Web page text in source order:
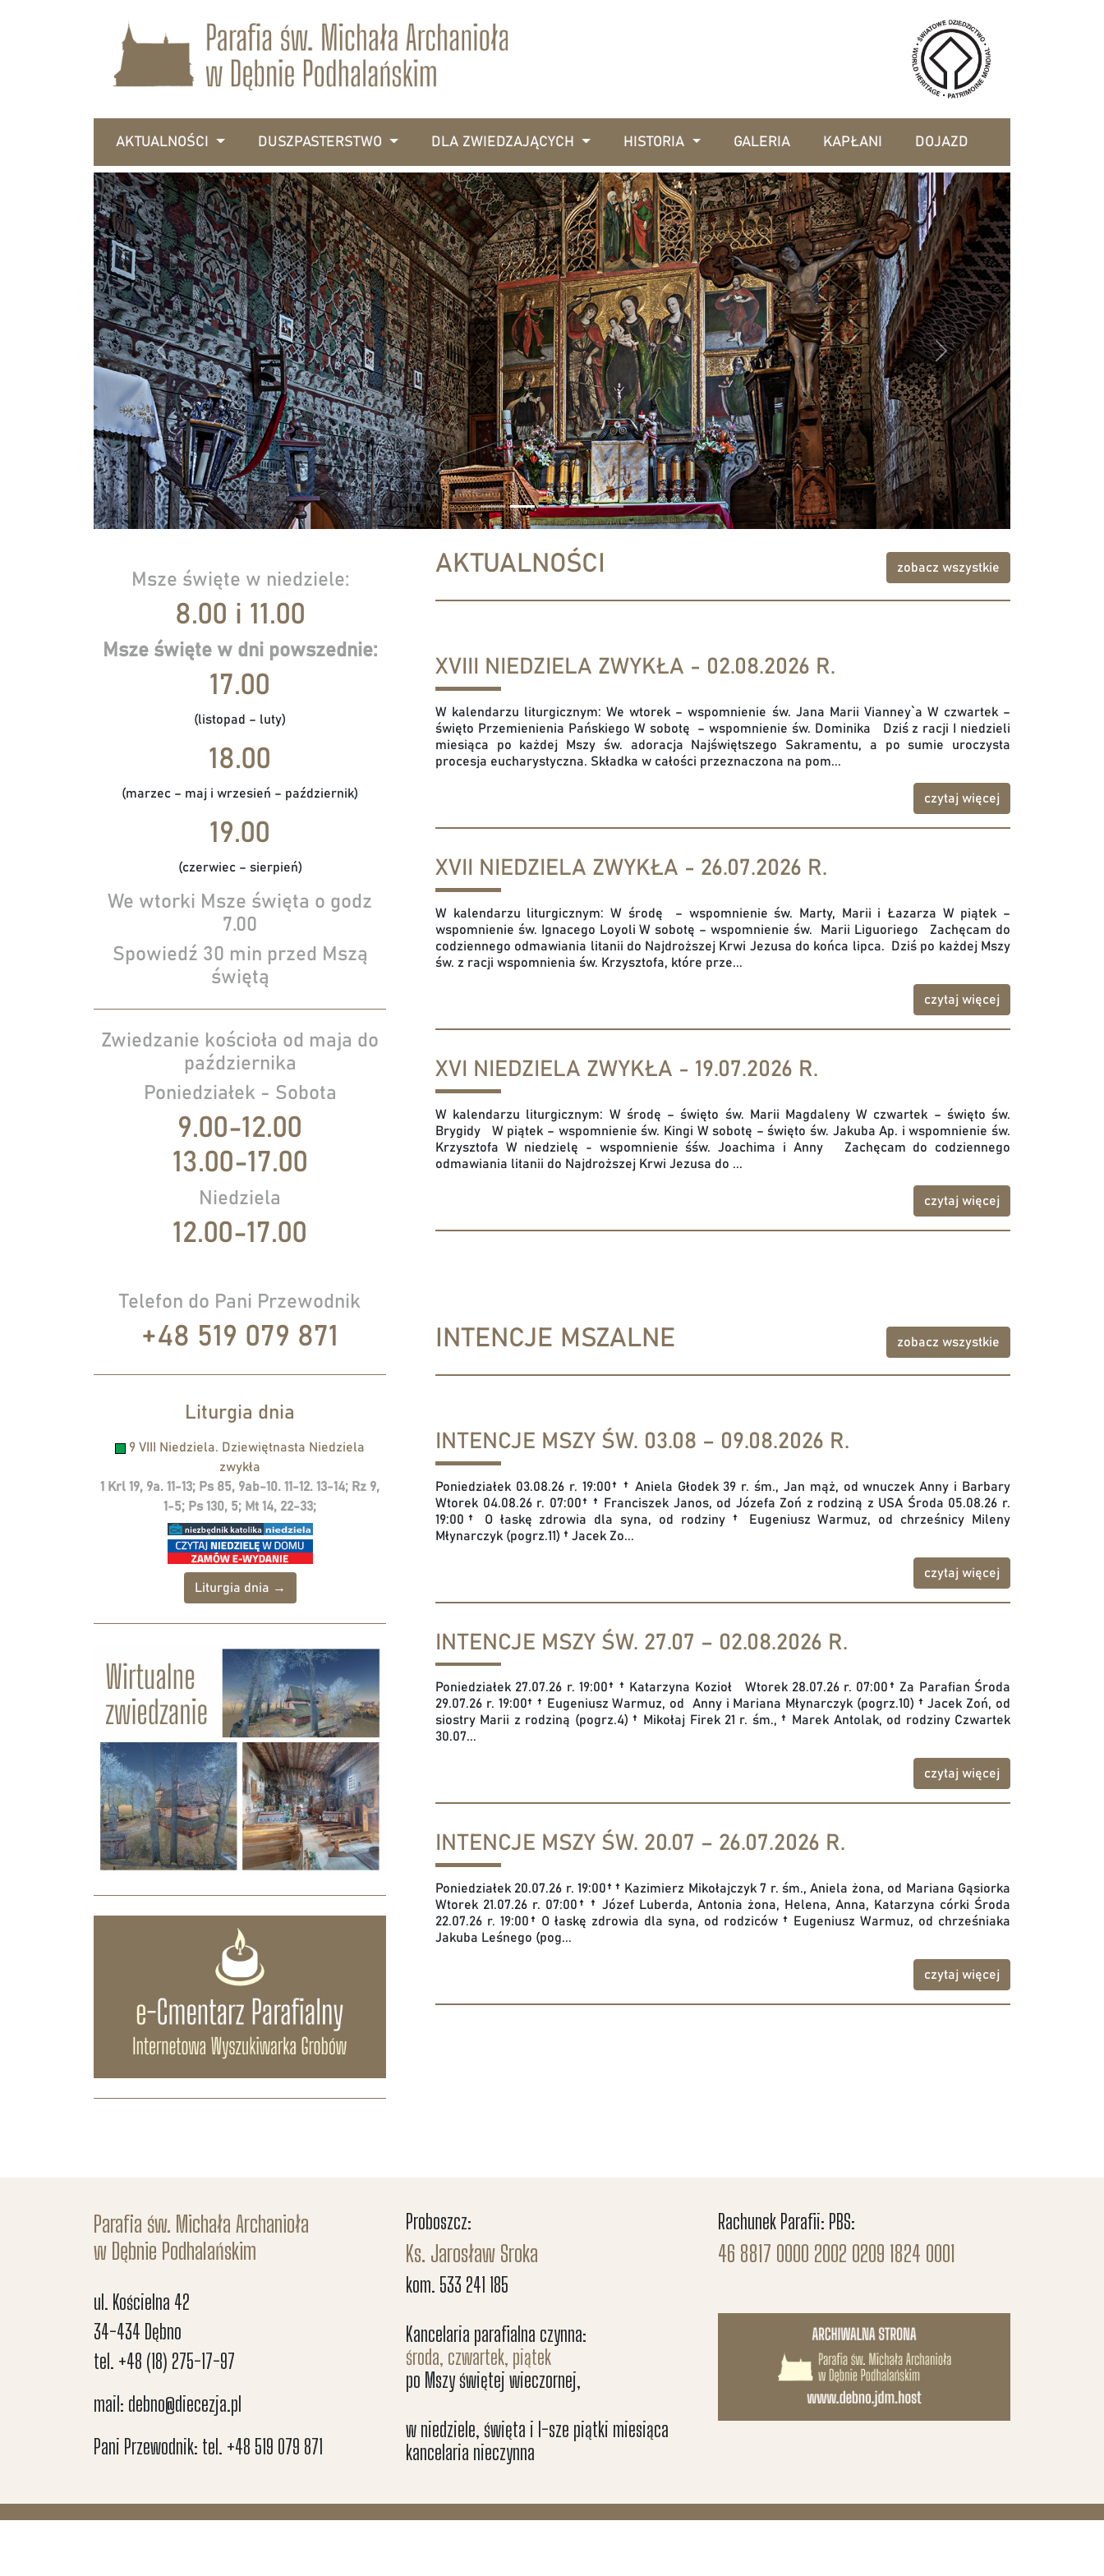
AKTUALNOŚCI DUSZPASTERSTWO DLA ZWIEDZAJĄCYCH HISTORIA GALERIA KAPŁANI DOJAZD
Previous Next
Msze święte w niedziele:
8.00 i 11.00
Msze święte w dni powszednie:
17.00
(listopad – luty)
18.00
(marzec – maj i wrzesień – październik)
19.00
(czerwiec – sierpień)
We wtorki Msze święta o godz
7.00
Spowiedź 30 min przed Mszą
świętą
Zwiedzanie kościoła od maja do
października
Poniedziałek - Sobota
9.00-12.00
13.00-17.00
Niedziela
12.00-17.00
Telefon do Pani Przewodnik
+48 519 079 871
Liturgia dnia
9 VIII Niedziela. Dziewiętnasta Niedziela
zwykła
1 Krl 19, 9a. 11-13; Ps 85, 9ab-10. 11-12. 13-14; Rz 9,
1-5; Ps 130, 5; Mt 14, 22-33;
Liturgia dnia →
AKTUALNOŚCI zobacz wszystkie
XVIII NIEDZIELA ZWYKŁA - 02.08.2026 R.
W kalendarzu liturgicznym: We wtorek – wspomnienie św. Jana Marii Vianney`a W czwartek –
święto Przemienienia Pańskiego W sobotę – wspomnienie św. Dominika Dziś z racji I niedzieli
miesiąca po każdej Mszy św. adoracja Najświętszego Sakramentu, a po sumie uroczysta
procesja eucharystyczna. Składka w całości przeznaczona na pom...
czytaj więcej
XVII NIEDZIELA ZWYKŁA - 26.07.2026 R.
W kalendarzu liturgicznym: W środę – wspomnienie św. Marty, Marii i Łazarza W piątek –
wspomnienie św. Ignacego Loyoli W sobotę – wspomnienie św. Marii Liguoriego Zachęcam do
codziennego odmawiania litanii do Najdroższej Krwi Jezusa do końca lipca. Dziś po każdej Mszy
św. z racji wspomnienia św. Krzysztofa, które prze...
czytaj więcej
XVI NIEDZIELA ZWYKŁA - 19.07.2026 R.
W kalendarzu liturgicznym: W środę – święto św. Marii Magdaleny W czwartek – święto św.
Brygidy W piątek – wspomnienie św. Kingi W sobotę – święto św. Jakuba Ap. i wspomnienie św.
Krzysztofa W niedzielę - wspomnienie śśw. Joachima i Anny Zachęcam do codziennego
odmawiania litanii do Najdroższej Krwi Jezusa do ...
czytaj więcej
INTENCJE MSZALNE zobacz wszystkie
INTENCJE MSZY ŚW. 03.08 – 09.08.2026 R.
Poniedziałek 03.08.26 r. 19:00† † Aniela Głodek 39 r. śm., Jan mąż, od wnuczek Anny i Barbary
Wtorek 04.08.26 r. 07:00† † Franciszek Janos, od Józefa Zoń z rodziną z USA Środa 05.08.26 r.
19:00† O łaskę zdrowia dla syna, od rodziny † Eugeniusz Warmuz, od chrześnicy Mileny
Młynarczyk (pogrz.11) † Jacek Zo...
czytaj więcej
INTENCJE MSZY ŚW. 27.07 – 02.08.2026 R.
Poniedziałek 27.07.26 r. 19:00† † Katarzyna Kozioł Wtorek 28.07.26 r. 07:00† Za Parafian Środa
29.07.26 r. 19:00† † Eugeniusz Warmuz, od Anny i Mariana Młynarczyk (pogrz.10) † Jacek Zoń, od
siostry Marii z rodziną (pogrz.4) † Mikołaj Firek 21 r. śm., † Marek Antolak, od rodziny Czwartek
30.07...
czytaj więcej
INTENCJE MSZY ŚW. 20.07 – 26.07.2026 R.
Poniedziałek 20.07.26 r. 19:00† † Kazimierz Mikołajczyk 7 r. śm., Aniela żona, od Mariana Gąsiorka
Wtorek 21.07.26 r. 07:00† † Józef Luberda, Antonia żona, Helena, Anna, Katarzyna córki Środa
22.07.26 r. 19:00† O łaskę zdrowia dla syna, od rodziców † Eugeniusz Warmuz, od chrześniaka
Jakuba Leśnego (pog...
czytaj więcej
Parafia św. Michała Archanioła
w Dębnie Podhalańskim
ul. Kościelna 42
34-434 Dębno
tel. +48 (18) 275-17-97
mail: debno@diecezja.pl
Pani Przewodnik: tel. +48 519 079 871
Proboszcz:
Ks. Jarosław Sroka
kom. 533 241 185
Kancelaria parafialna czynna:
środa, czwartek, piątek
po Mszy świętej wieczornej,
w niedziele, święta i I-sze piątki miesiąca
kancelaria nieczynna
Rachunek Parafii: PBS:
46 8817 0000 2002 0209 1824 0001